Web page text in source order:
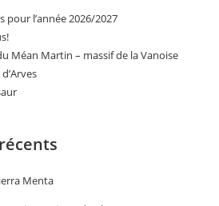
l’année 2026/2027
Méan Martin – massif de la Vanoise
Menta